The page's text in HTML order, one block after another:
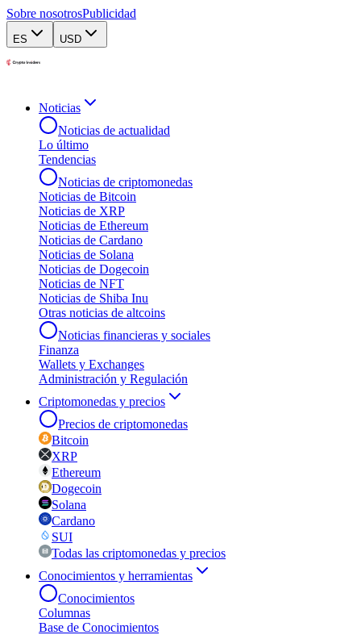
Sobre nosotrosPublicidad
ES USD
Noticias
Noticias de actualidad
Lo último
Tendencias
Noticias de criptomonedas
Noticias de Bitcoin
Noticias de XRP
Noticias de Ethereum
Noticias de Cardano
Noticias de Solana
Noticias de Dogecoin
Noticias de NFT
Noticias de Shiba Inu
Otras noticias de altcoins
Noticias financieras y sociales
Finanza
Wallets y Exchanges
Administración y Regulación
Criptomonedas y precios
Precios de criptomonedas
Bitcoin
XRP
Ethereum
Dogecoin
Solana
Cardano
SUI
Todas las criptomonedas y precios
Conocimientos y herramientas
Conocimientos
Columnas
Base de Conocimientos